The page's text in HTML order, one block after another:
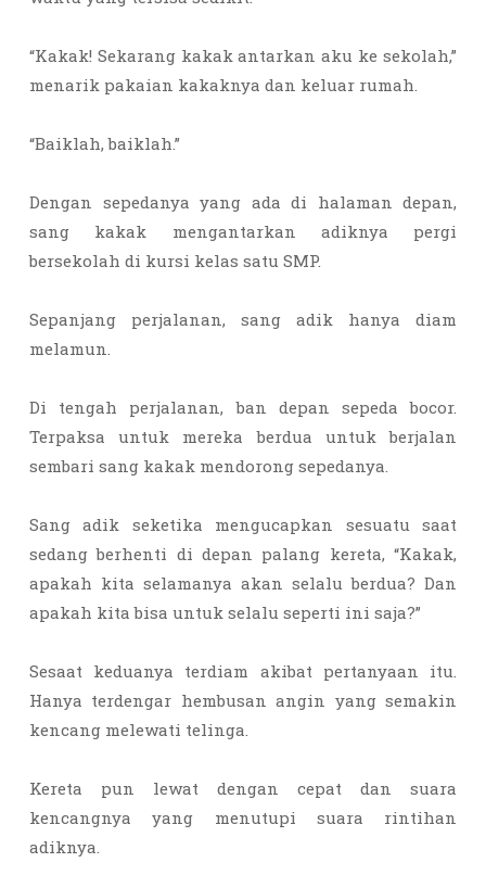
“Kakak! Sekarang kakak antarkan aku ke sekolah,”
menarik pakaian kakaknya dan keluar rumah.
“Baiklah, baiklah.”
Dengan sepedanya yang ada di halaman depan,
sang kakak mengantarkan adiknya pergi
bersekolah di kursi kelas satu SMP.
Sepanjang perjalanan, sang adik hanya diam
melamun.
Di tengah perjalanan, ban depan sepeda bocor.
Terpaksa untuk mereka berdua untuk berjalan
sembari sang kakak mendorong sepedanya.
Sang adik seketika mengucapkan sesuatu saat
sedang berhenti di depan palang kereta, “Kakak,
apakah kita selamanya akan selalu berdua? Dan
apakah kita bisa untuk selalu seperti ini saja?”
Sesaat keduanya terdiam akibat pertanyaan itu.
Hanya terdengar hembusan angin yang semakin
kencang melewati telinga.
Kereta pun lewat dengan cepat dan suara
kencangnya yang menutupi suara rintihan
adiknya.